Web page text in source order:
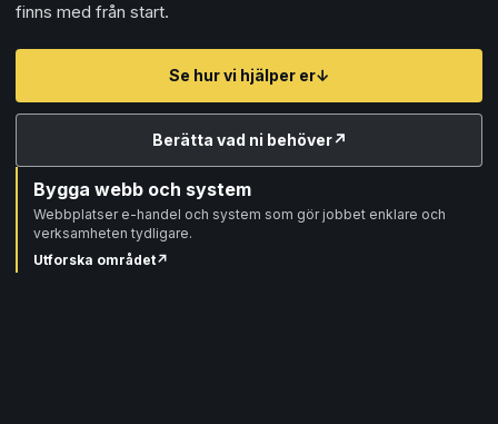
finns med från start.
Se hur vi hjälper er↓
Berätta vad ni behöver↗
Bygga webb och system
Webbplatser e-handel och system som gör jobbet enklare och
verksamheten tydligare.
Utforska området↗